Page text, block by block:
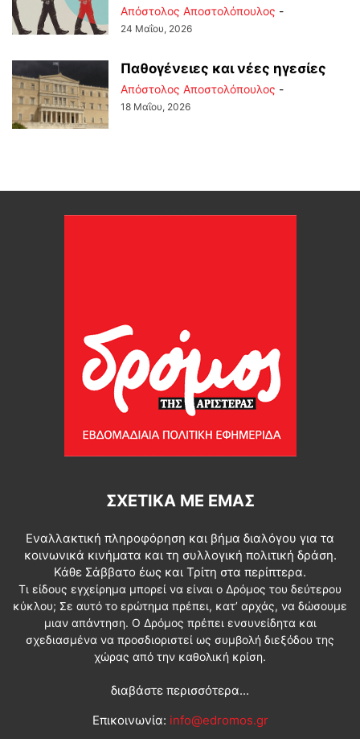
Απόστολος Αποστολόπουλος -
24 Μαΐου, 2026
Παθογένειες και νέες ηγεσίες
Απόστολος Αποστολόπουλος -
18 Μαΐου, 2026
ΣΧΕΤΙΚΆ ΜΕ ΕΜΆΣ
Εναλλακτική πληροφόρηση και βήμα διαλόγου για τα
κοινωνικά κινήματα και τη συλλογική πολιτική δράση.
Κάθε Σάββατο έως και Τρίτη στα περίπτερα.
Τι είδους εγχείρημα μπορεί να είναι ο Δρόμος του δεύτερου
κύκλου; Σε αυτό το ερώτημα πρέπει, κατ’ αρχάς, να δώσουμε
μιαν απάντηση. Ο Δρόμος πρέπει ενσυνείδητα και
σχεδιασμένα να προσδιοριστεί ως συμβολή διεξόδου της
χώρας από την καθολική κρίση.
διαβάστε περισσότερα...
Επικοινωνία: info@edromos.gr